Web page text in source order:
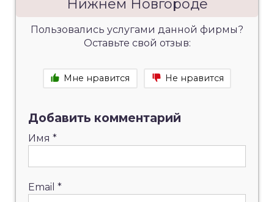
Нижнем Новгороде
Пользовались услугами данной фирмы?
Оставьте свой отзыв:
Мне нравится Не нравится
Добавить комментарий
Имя *
Email *